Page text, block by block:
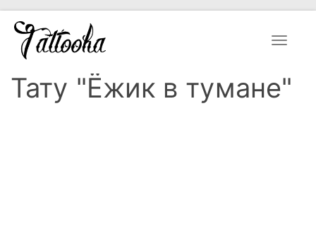
Toggle
Тату "Ёжик в тумане"